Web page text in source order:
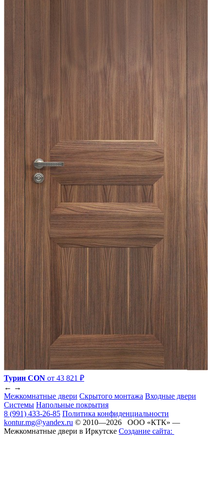
Турин CON от 43 821 ₽
← →
Межкомнатные двери Скрытого монтажа Входные двери
Системы Напольные покрытия
8 (991) 433-26-85 Политика конфиденциальности
kontur.mg@yandex.ru © 2010—2026 ООО «КТК» —
Межкомнатные двери в Иркутске Создание сайта: